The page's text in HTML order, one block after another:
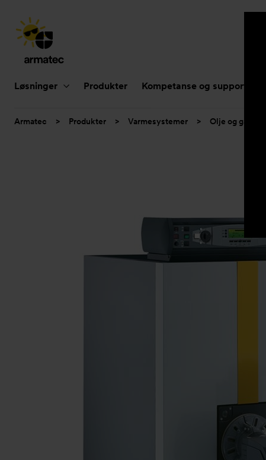
Løsninger Produkter Kompetanse og support
Du
Armatec > Produkter > Varmesystemer > Olje og gass